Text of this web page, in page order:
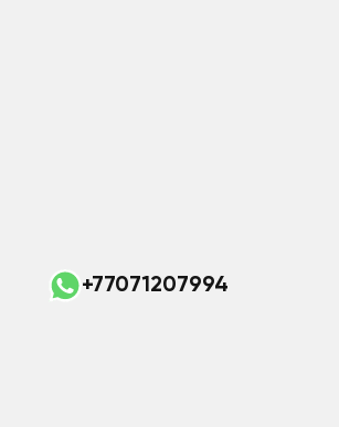
+77071207994